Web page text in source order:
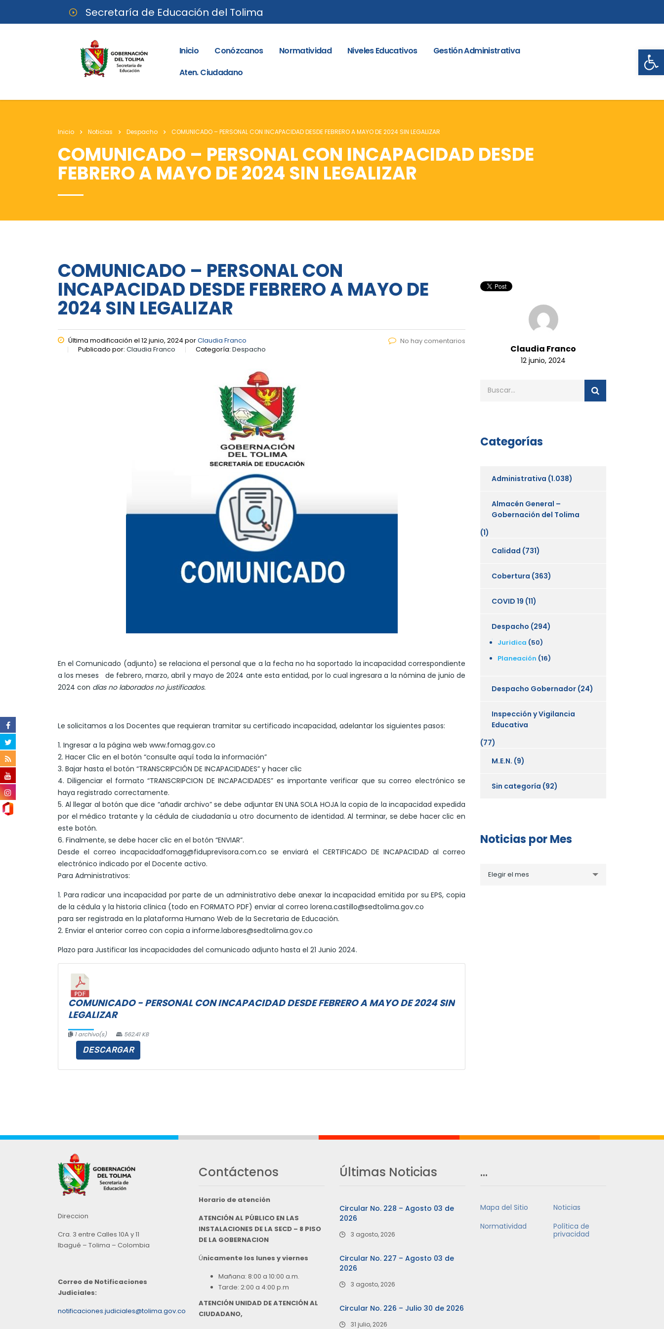
Secretaría de Educación del Tolima
Inicio Conózcanos Normatividad Niveles Educativos
Gestión Administrativa
Aten. Ciudadano
Inicio Noticias Despacho COMUNICADO – PERSONAL CON INCAPACIDAD DESDE FEBRERO A MAYO DE 2024 SIN LEGALIZAR
COMUNICADO – PERSONAL CON INCAPACIDAD DESDE
FEBRERO A MAYO DE 2024 SIN LEGALIZAR
COMUNICADO – PERSONAL CON
INCAPACIDAD DESDE FEBRERO A MAYO DE
2024 SIN LEGALIZAR
Última modificación el 12 junio, 2024 porClaudia Franco
Publicado por: Claudia Franco Categoría: Despacho
No hay comentarios
En el Comunicado (adjunto) se relaciona el personal que a la fecha no ha soportado la incapacidad correspondiente
a los meses de febrero, marzo, abril y mayo de 2024 ante esta entidad, por lo cual ingresara a la nómina de junio de
2024 con días no laborados no justificados.
Le solicitamos a los Docentes que requieran tramitar su certificado incapacidad, adelantar los siguientes pasos:
1. Ingresar a la página web www.fomag.gov.co
2. Hacer Clic en el botón “consulte aquí toda la información”
3. Bajar hasta el botón “TRANSCRIPCIÓN DE INCAPACIDADES” y hacer clic
4. Diligenciar el formato “TRANSCRIPCION DE INCAPACIDADES” es importante verificar que su correo electrónico se
haya registrado correctamente.
5. Al llegar al botón que dice “añadir archivo” se debe adjuntar EN UNA SOLA HOJA la copia de la incapacidad expedida
por el médico tratante y la cédula de ciudadanía u otro documento de identidad. Al terminar, se debe hacer clic en
este botón.
6. Finalmente, se debe hacer clic en el botón “ENVIAR”.
Desde el correo incapacidadfomag@fiduprevisora.com.co se enviará el CERTIFICADO DE INCAPACIDAD al correo
electrónico indicado por el Docente activo.
Para Administrativos:
1. Para radicar una incapacidad por parte de un administrativo debe anexar la incapacidad emitida por su EPS, copia
de la cédula y la historia clínica (todo en FORMATO PDF) enviar al correo lorena.castillo@sedtolima.gov.co
para ser registrada en la plataforma Humano Web de la Secretaria de Educación.
2. Enviar el anterior correo con copia a informe.labores@sedtolima.gov.co
Plazo para Justificar las incapacidades del comunicado adjunto hasta el 21 Junio 2024.
COMUNICADO - PERSONAL CON INCAPACIDAD DESDE FEBRERO A MAYO DE 2024 SIN
LEGALIZAR
1 archivo(s) 562.41 KB
DESCARGAR
Claudia Franco
12 junio, 2024
Categorías
Administrativa (1.038)
Almacén General –
Gobernación del Tolima
(1)
Calidad (731)
Cobertura (363)
COVID 19 (11)
Despacho (294)
Juridica (50)
Planeación (16)
Despacho Gobernador (24)
Inspección y Vigilancia
Educativa
(77)
M.E.N. (9)
Sin categoría (92)
Noticias por Mes
porElegir el mes
Direccion
Cra. 3 entre Calles 10A y 11
Ibagué – Tolima – Colombia
Correo de Notificaciones
Judiciales:
notificaciones.judiciales@tolima.gov.co
Contáctenos
Horario de atención
ATENCIÓN AL PÚBLICO EN LAS
INSTALACIONES DE LA SECD – 8 PISO
DE LA GOBERNACION
Únicamente los lunes y viernes
Mañana: 8:00 a 10:00 a.m.
Tarde: 2:00 a 4:00 p.m
ATENCIÓN UNIDAD DE ATENCIÓN AL
CIUDADANO,
Últimas Noticias
Circular No. 228 – Agosto 03 de
2026
3 agosto, 2026
Circular No. 227 – Agosto 03 de
2026
3 agosto, 2026
Circular No. 226 – Julio 30 de 2026
31 julio, 2026
…
Mapa del Sitio
Noticias
Normatividad
Política de
privacidad